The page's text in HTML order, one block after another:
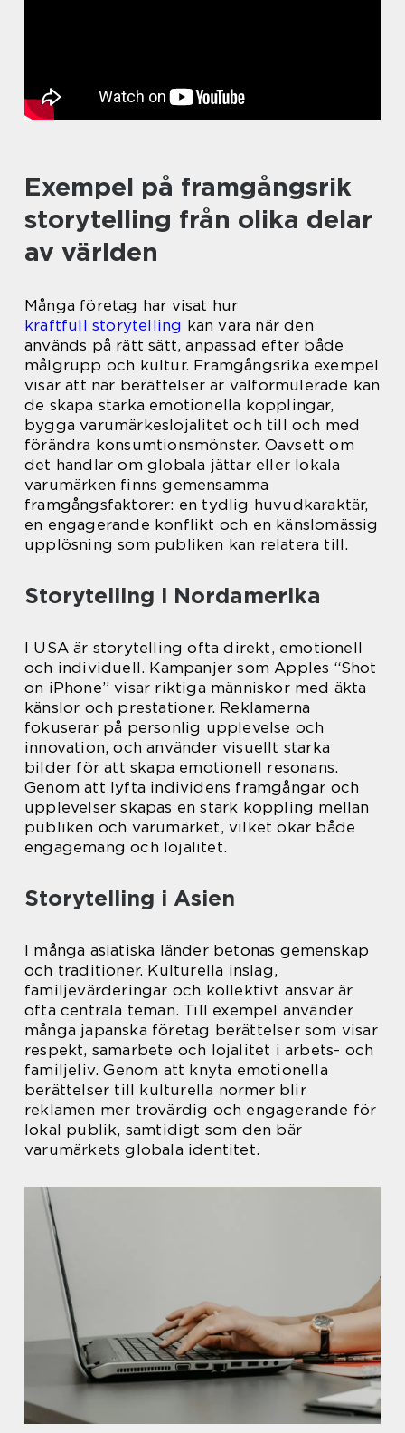
Exempel på framgångsrik
storytelling från olika delar
av världen
Många företag har visat hur
kraftfull storytelling kan vara när den
används på rätt sätt, anpassad efter både
målgrupp och kultur. Framgångsrika exempel
visar att när berättelser är välformulerade kan
de skapa starka emotionella kopplingar,
bygga varumärkeslojalitet och till och med
förändra konsumtionsmönster. Oavsett om
det handlar om globala jättar eller lokala
varumärken finns gemensamma
framgångsfaktorer: en tydlig huvudkaraktär,
en engagerande konflikt och en känslomässig
upplösning som publiken kan relatera till.
Storytelling i Nordamerika
I USA är storytelling ofta direkt, emotionell
och individuell. Kampanjer som Apples “Shot
on iPhone” visar riktiga människor med äkta
känslor och prestationer. Reklamerna
fokuserar på personlig upplevelse och
innovation, och använder visuellt starka
bilder för att skapa emotionell resonans.
Genom att lyfta individens framgångar och
upplevelser skapas en stark koppling mellan
publiken och varumärket, vilket ökar både
engagemang och lojalitet.
Storytelling i Asien
I många asiatiska länder betonas gemenskap
och traditioner. Kulturella inslag,
familjevärderingar och kollektivt ansvar är
ofta centrala teman. Till exempel använder
många japanska företag berättelser som visar
respekt, samarbete och lojalitet i arbets- och
familjeliv. Genom att knyta emotionella
berättelser till kulturella normer blir
reklamen mer trovärdig och engagerande för
lokal publik, samtidigt som den bär
varumärkets globala identitet.